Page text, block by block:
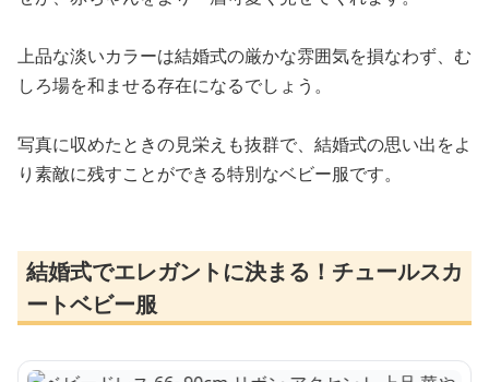
上品な淡いカラーは結婚式の厳かな雰囲気を損なわず、む
しろ場を和ませる存在になるでしょう。
写真に収めたときの見栄えも抜群で、結婚式の思い出をよ
り素敵に残すことができる特別なベビー服です。
結婚式でエレガントに決まる！チュールスカ
ートベビー服